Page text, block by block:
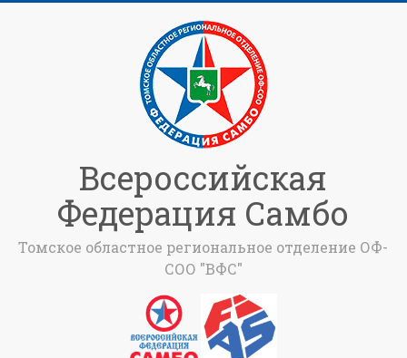
Всероссийская
Федерация Самбо
Томское областное региональное отделение ОФ-
СОО "ВФС"